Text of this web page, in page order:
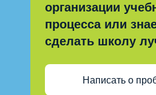
организации
процесса или
сделать школу
Написать о